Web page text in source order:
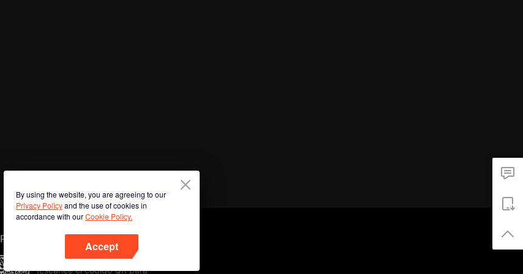
By using the website, you are agreeing to our
Privacy Policyand the use of cookies in
accordance with ourCookie Policy.
Accept
Phone
¡Escanee el código QR para